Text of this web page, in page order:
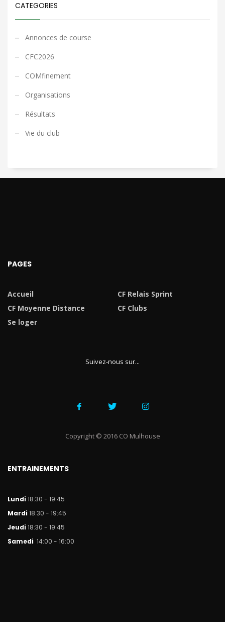
CATEGORIES
Annonces de course
CFC2026
COMfinement
Organisations
Résultats
Vie du club
PAGES
Accueil
CF Relais Sprint
CF Moyenne Distance
CF Clubs
Se loger
Suivez-nous sur...
Copyright © 2016 CO Mulhouse
ENTRAINEMENTS
Lundi 18:30 - 19:45
Mardi 18:30 - 19:45
Jeudi 18:30 - 19:45
Samedi 14:00 - 16:00